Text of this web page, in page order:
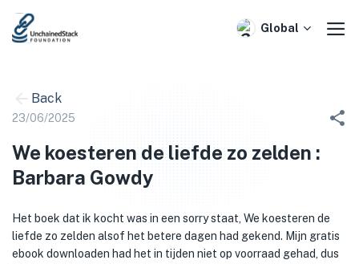
Skip
Global
Back
23/06/2025
We koesteren de liefde zo zelden :
Barbara Gowdy
Het boek dat ik kocht was in een sorry staat, We koesteren de
liefde zo zelden alsof het betere dagen had gekend. Mijn gratis
ebook downloaden had het in tijden niet op voorraad gehad, dus